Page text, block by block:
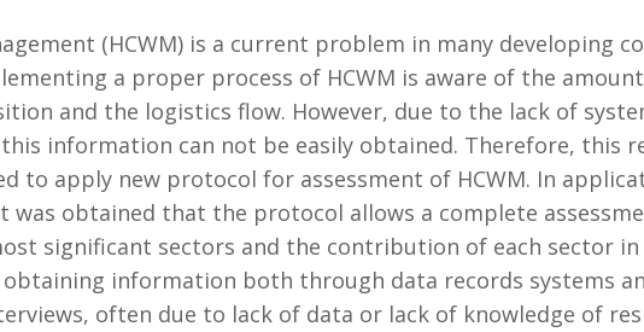
(HCWM) is a current problem in many developing
a proper process of HCWM is aware of the
and the logistics flow. However, due to the lack of
this information can not be easily obtained. Therefore, this
to apply new protocol for assessment of HCWM. In
was obtained that the protocol allows a complete
significant sectors and the contribution of each sector
information both through data records systems
often due to lack of data or lack of knowledge of